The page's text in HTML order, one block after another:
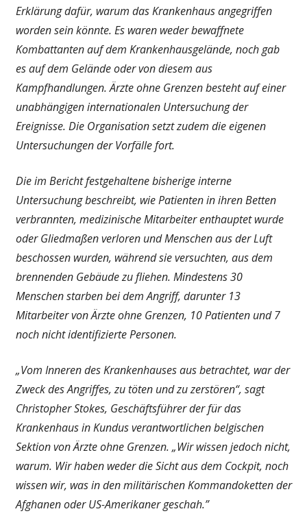
Erklärung dafür, warum das Krankenhaus angegriffen
worden sein könnte. Es waren weder bewaffnete
Kombattanten auf dem Krankenhausgelände, noch gab
es auf dem Gelände oder von diesem aus
Kampfhandlungen. Ärzte ohne Grenzen besteht auf einer
unabhängigen internationalen Untersuchung der
Ereignisse. Die Organisation setzt zudem die eigenen
Untersuchungen der Vorfälle fort.
Die im Bericht festgehaltene bisherige interne
Untersuchung beschreibt, wie Patienten in ihren Betten
verbrannten, medizinische Mitarbeiter enthauptet wurde
oder Gliedmaßen verloren und Menschen aus der Luft
beschossen wurden, während sie versuchten, aus dem
brennenden Gebäude zu fliehen. Mindestens 30
Menschen starben bei dem Angriff, darunter 13
Mitarbeiter von Ärzte ohne Grenzen, 10 Patienten und 7
noch nicht identifizierte Personen.
„Vom Inneren des Krankenhauses aus betrachtet, war der
Zweck des Angriffes, zu töten und zu zerstören“, sagt
Christopher Stokes, Geschäftsführer der für das
Krankenhaus in Kundus verantwortlichen belgischen
Sektion von Ärzte ohne Grenzen. „Wir wissen jedoch nicht,
warum. Wir haben weder die Sicht aus dem Cockpit, noch
wissen wir, was in den militärischen Kommandoketten der
Afghanen oder US-Amerikaner geschah.”